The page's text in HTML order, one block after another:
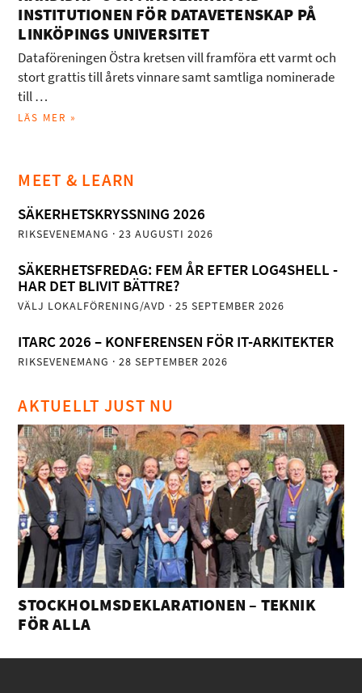
INSTITUTIONEN FÖR DATAVETENSKAP PÅ
LINKÖPINGS UNIVERSITET
Dataföreningen Östra kretsen vill framföra ett varmt och
stort grattis till årets vinnare samt samtliga nominerade
till …
LÄS MER »
MEET & LEARN
SÄKERHETSKRYSSNING 2026
RIKSEVENEMANG · 23 AUGUSTI 2026
SÄKERHETSFREDAG: FEM ÅR EFTER LOG4SHELL -
HAR DET BLIVIT BÄTTRE?
VÄLJ LOKALFÖRENING/AVD · 25 SEPTEMBER 2026
ITARC 2026 – KONFERENSEN FÖR IT-ARKITEKTER
RIKSEVENEMANG · 28 SEPTEMBER 2026
AKTUELLT JUST NU
STOCKHOLMSDEKLARATIONEN – TEKNIK
FÖR ALLA